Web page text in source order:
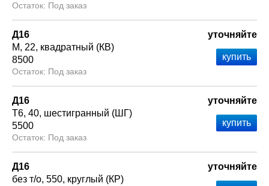
Под заказ
Д16
М
22 квадратный (КВ)
8500
Под заказ
уточняйте
Д16
Т6 40 шестигранный (ШГ)
5500
Под заказ
уточняйте
Д16
без т/о 550 круглый (КР)
уточняйте